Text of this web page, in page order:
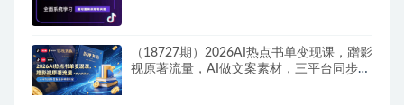
（18727期）2026AI热点书单变现课，蹭影
视原著流量，AI做文案素材，三平台同步带